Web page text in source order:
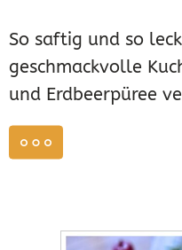
So saftig und so
geschmackvolle
und Erdbeerpüree